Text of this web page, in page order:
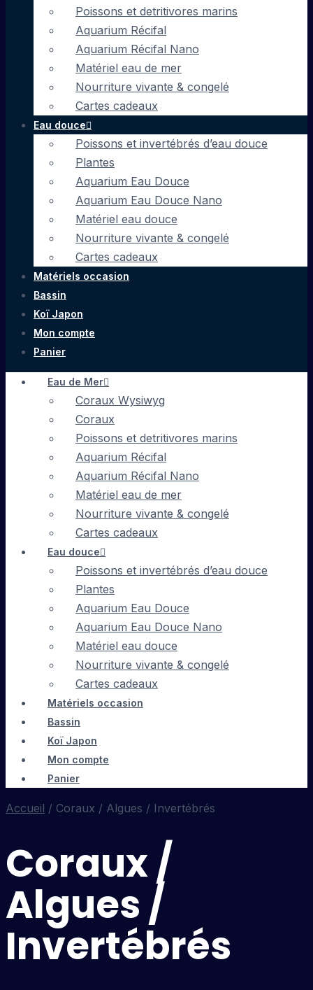
Poissons et detritivores marins
Aquarium Récifal
Aquarium Récifal Nano
Matériel eau de mer
Nourriture vivante & congelé
Cartes cadeaux
Eau douce
Poissons et invertébrés d’eau douce
Plantes
Aquarium Eau Douce
Aquarium Eau Douce Nano
Matériel eau douce
Nourriture vivante & congelé
Cartes cadeaux
Matériels occasion
Bassin
Koï Japon
Mon compte
Panier
Eau de Mer
Coraux Wysiwyg
Coraux
Poissons et detritivores marins
Aquarium Récifal
Aquarium Récifal Nano
Matériel eau de mer
Nourriture vivante & congelé
Cartes cadeaux
Eau douce
Poissons et invertébrés d’eau douce
Plantes
Aquarium Eau Douce
Aquarium Eau Douce Nano
Matériel eau douce
Nourriture vivante & congelé
Cartes cadeaux
Matériels occasion
Bassin
Koï Japon
Mon compte
Panier
Accueil / Coraux / Algues / Invertébrés
Coraux /
Algues /
Invertébrés